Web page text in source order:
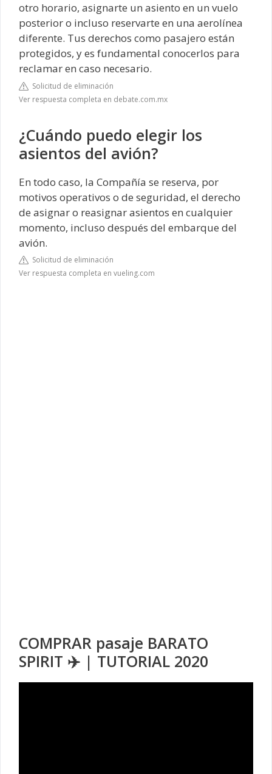
otro horario, asignarte un asiento en un vuelo
posterior o incluso reservarte en una aerolínea
diferente. Tus derechos como pasajero están
protegidos, y es fundamental conocerlos para
reclamar en caso necesario.
Solicitud de eliminación
Ver respuesta completa en debate.com.mx
¿Cuándo puedo elegir los
asientos del avión?
En todo caso, la Compañía se reserva, por
motivos operativos o de seguridad, el derecho
de asignar o reasignar asientos en cualquier
momento, incluso después del embarque del
avión.
Solicitud de eliminación
Ver respuesta completa en vueling.com
COMPRAR pasaje BARATO
SPIRIT ✈️ | TUTORIAL 2020